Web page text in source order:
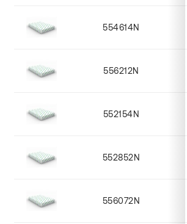
554614N
556212N
552154N
552852N
556072N